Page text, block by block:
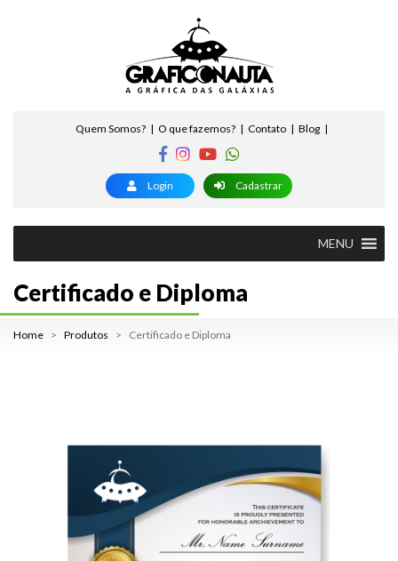
Quem Somos? O que fazemos? Contato Blog
Login Cadastrar
MENU
Certificado e Diploma
Home Produtos Certificado e Diploma